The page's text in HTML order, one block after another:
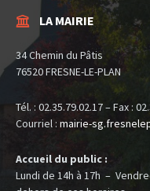
LA MAIRIE
34 Chemin du Pâtis
76520 FRESNE-LE-PLAN
Tél. : 02.35.79.02.17 – Fax :
Courriel : mairie-
Accueil du public :
Lundi de 14h à 17h –